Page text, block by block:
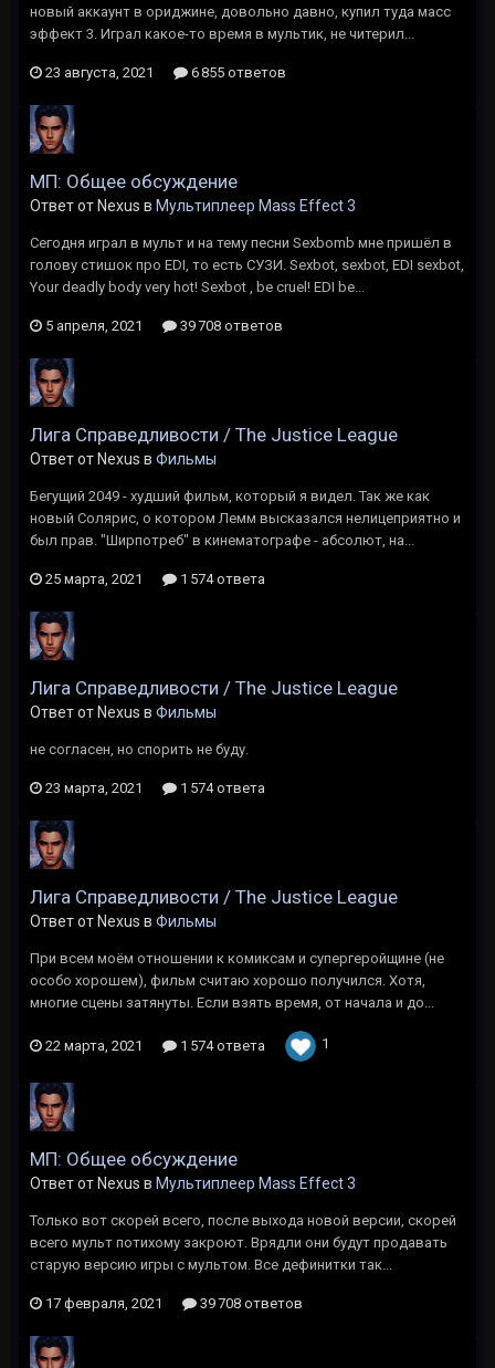
новый аккаунт в ориджине, довольно давно, купил туда масс
эффект 3. Играл какое-то время в мультик, не читерил...
23 августа, 2021 6 855 ответов
МП: Общее обсуждение
Ответ от Nexus в Мультиплеер Mass Effect 3
Сегодня играл в мульт и на тему песни Sexbomb мне пришёл в
голову стишок про EDI, то есть СУЗИ. Sexbot, sexbot, EDI sexbot,
Your deadly body very hot! Sexbot , be cruel! EDI be...
5 апреля, 2021 39 708 ответов
Лига Справедливости / The Justice League
Ответ от Nexus в Фильмы
Бегущий 2049 - худший фильм, который я видел. Так же как
новый Солярис, о котором Лемм высказался нелицеприятно и
был прав. "Ширпотреб" в кинематографе - абсолют, на...
25 марта, 2021 1 574 ответа
Лига Справедливости / The Justice League
Ответ от Nexus в Фильмы
не согласен, но спорить не буду.
23 марта, 2021 1 574 ответа
Лига Справедливости / The Justice League
Ответ от Nexus в Фильмы
При всем моём отношении к комиксам и супергеройщине (не
особо хорошем), фильм считаю хорошо получился. Хотя,
многие сцены затянуты. Если взять время, от начала и до...
22 марта, 2021 1 574 ответа 1
МП: Общее обсуждение
Ответ от Nexus в Мультиплеер Mass Effect 3
Только вот скорей всего, после выхода новой версии, скорей
всего мульт потихому закроют. Врядли они будут продавать
старую версию игры с мультом. Все дефинитки так...
17 февраля, 2021 39 708 ответов